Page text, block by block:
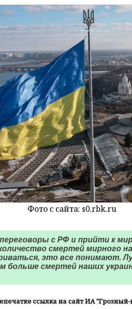
Фото с сайта: s0.rbk.ru
с РФ и прийти к
смертей мирного
это все понимают.
больше смертей наших
ссылка на сайт ИА